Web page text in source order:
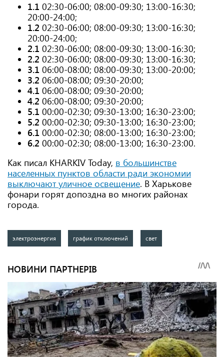
1.1 02:30-06:00; 08:00-09:30; 13:00-16:30;
20:00-24:00;
1.2 02:30-06:00; 08:00-09:30; 13:00-16:30;
20:00-24:00;
2.1 02:30-06:00; 08:00-09:30; 13:00-16:30;
2.2 02:30-06:00; 08:00-09:30; 13:00-16:30;
3.1 06:00-08:00; 08:00-09:30; 13:00-20:00;
3.2 06:00-08:00; 09:30-20:00;
4.1 06:00-08:00; 09:30-20:00;
4.2 06:00-08:00; 09:30-20:00;
5.1 00:00-02:30; 09:30-13:00; 16:30-23:00;
5.2 00:00-02:30; 09:30-13:00; 16:30-23:00;
6.1 00:00-02:30; 08:00-13:00; 16:30-23:00;
6.2 00:00-02:30; 08:00-13:00; 16:30-23:00.
Как писал KHARKIV Today, в большинстве
населенных пунктов области ради экономии
выключают уличное освещение. В Харькове
фонари горят допоздна во многих районах
города.
электроэнергия график отключений свет